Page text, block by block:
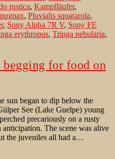
rustica, Kampfläufer,
, Pluvialis squatarola,
, Sony Alpha 7R V, Sony FE
erythropus, Tringa nebularia,
for food on
sun began to dip below the
See (Lake Guelpe) young
precariously on a rusty
The scene was alive
the juveniles all had a…